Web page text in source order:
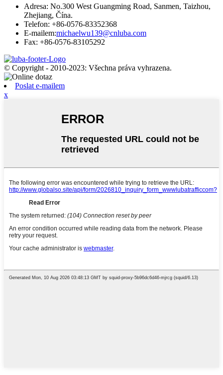
Adresa: No.300 West Guangming Road, Sanmen, Taizhou,
Zhejiang, Čína.
Telefon: +86-0576-83352368
E-mailem:michaelwu139@cnluba.com
Fax: +86-0576-83105292
© Copyright - 2010-2023: Všechna práva vyhrazena.
Poslat e-mailem
x